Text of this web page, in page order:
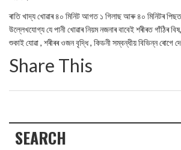
ৰাতি খাদ্য খোৱাৰ ৪০ মিনিট আগত ১ গিলাছ আৰু ৪০ মিনিটৰ পিছত
উল্লেখযোগ্য যে পানী খোৱাৰ নিয়ম নজনাৰ বাবেই শৰীৰত গাঁঠিৰ
শুকাই যোৱা , শৰীৰৰ ওজন বৃদ্ধি , কিডনী সম্বন্ধীয় বিভিন্ন ৰোগে
Share This
SEARCH